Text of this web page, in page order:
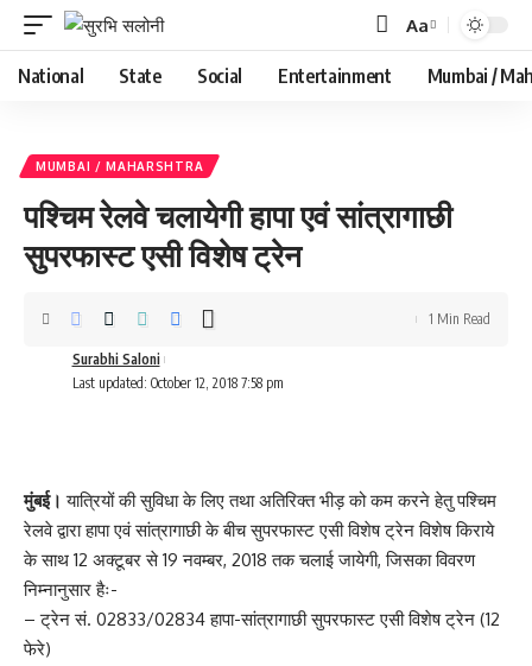
Font
Resizer
Aa
National State Social Entertainment Mumbai /
MUMBAI / MAHARSHTRA
पश्चिम रेलवे चलायेगी हापा एवं सांत्रागाछी
सुपरफास्ट एसी विशेष ट्रेन
Last updated: October 12, 2018 7:58 pm
Surabhi Saloni
1 Min Read
मुंबई। यात्रियों की सुविधा के लिए तथा अतिरिक्त भीड़ को कम करने हेतु पश्चिम
रेलवे द्वारा हापा एवं सांत्रागाछी के बीच सुपरफास्ट एसी विशेष ट्रेन विशेष किराये
के साथ 12 अक्टूबर से 19 नवम्बर, 2018 तक चलाई जायेगी, जिसका विवरण
निम्नानुसार हैः-
– ट्रेन सं. 02833/02834 हापा-सांत्रागाछी सुपरफास्ट एसी विशेष ट्रेन (12
फेरे)